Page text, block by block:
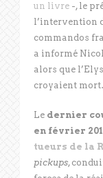
un livre -, le
l’intervention
commandos
a informé
alors que
croyaient
Le dernier
en février
tueurs de la
pickups,